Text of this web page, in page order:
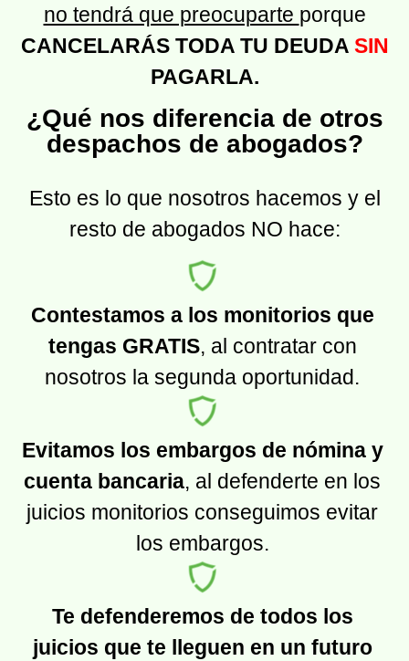
no tendrá que preocuparte porque
CANCELARÁS TODA TU DEUDA SIN
PAGARLA.
¿Qué nos diferencia de otros
despachos de abogados?
Esto es lo que nosotros hacemos y el
resto de abogados NO hace:
Contestamos a los monitorios que
tengas GRATIS, al contratar con
nosotros la segunda oportunidad.
Evitamos los embargos de nómina y
cuenta bancaria, al defenderte en los
juicios monitorios conseguimos evitar
los embargos.
Te defenderemos de todos los
juicios que te lleguen en un futuro